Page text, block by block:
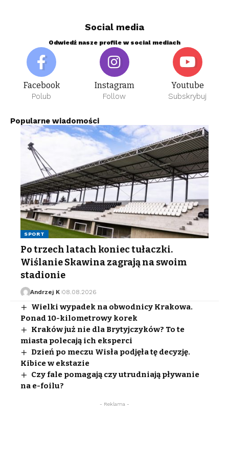
Social media
Odwiedź nasze profile w social mediach
Facebook
Polub
Instagram
Follow
Youtube
Subskrybuj
Popularne wiadomości
SPORT
Po trzech latach koniec tułaczki.
Wiślanie Skawina zagrają na swoim
stadionie
Andrzej K 08.08.2026
Wielki wypadek na obwodnicy Krakowa.
Ponad 10-kilometrowy korek
Kraków już nie dla Brytyjczyków? To te
miasta polecają ich eksperci
Dzień po meczu Wisła podjęła tę decyzję.
Kibice w ekstazie
Czy fale pomagają czy utrudniają pływanie
na e-foilu?
- Reklama -